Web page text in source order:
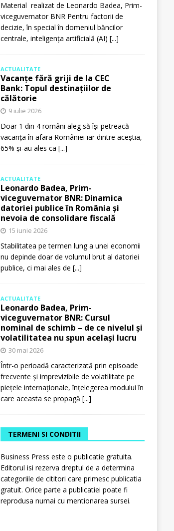
Material realizat de Leonardo Badea, Prim-
viceguvernator BNR Pentru factorii de
decizie, în special în domeniul băncilor
centrale, inteligența artificială (AI) [...]
ACTUALITATE
Vacanțe fără griji de la CEC
Bank: Topul destinațiilor de
călătorie
9 iulie 2026
Doar 1 din 4 români aleg să își petreacă
vacanța în afara României iar dintre aceștia,
65% și-au ales ca [...]
ACTUALITATE
Leonardo Badea, Prim-
viceguvernator BNR: Dinamica
datoriei publice în România și
nevoia de consolidare fiscală
15 iunie 2026
Stabilitatea pe termen lung a unei economii
nu depinde doar de volumul brut al datoriei
publice, ci mai ales de [...]
ACTUALITATE
Leonardo Badea, Prim-
viceguvernator BNR: Cursul
nominal de schimb – de ce nivelul și
volatilitatea nu spun același lucru
30 mai 2026
Într-o perioadă caracterizată prin episoade
frecvente și imprevizibile de volatilitate pe
piețele internaționale, înțelegerea modului în
care aceasta se propagă [...]
TERMENI SI CONDITII
Business Press este o publicatie gratuita.
Editorul isi rezerva dreptul de a determina
categoriile de cititori care primesc publicatia
gratuit. Orice parte a publicatiei poate fi
reprodusa numai cu mentionarea sursei.